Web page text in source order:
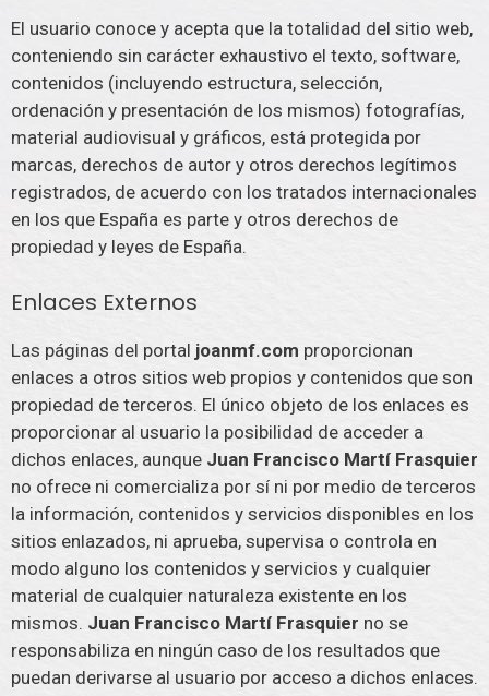
El usuario conoce y acepta que la totalidad del sitio web,
conteniendo sin carácter exhaustivo el texto, software,
contenidos (incluyendo estructura, selección,
ordenación y presentación de los mismos) fotografías,
material audiovisual y gráficos, está protegida por
marcas, derechos de autor y otros derechos legítimos
registrados, de acuerdo con los tratados internacionales
en los que España es parte y otros derechos de
propiedad y leyes de España.
Enlaces Externos
Las páginas del portal joanmf.com proporcionan
enlaces a otros sitios web propios y contenidos que son
propiedad de terceros. El único objeto de los enlaces es
proporcionar al usuario la posibilidad de acceder a
dichos enlaces, aunque Juan Francisco Martí Frasquier
no ofrece ni comercializa por sí ni por medio de terceros
la información, contenidos y servicios disponibles en los
sitios enlazados, ni aprueba, supervisa o controla en
modo alguno los contenidos y servicios y cualquier
material de cualquier naturaleza existente en los
mismos. Juan Francisco Martí Frasquier no se
responsabiliza en ningún caso de los resultados que
puedan derivarse al usuario por acceso a dichos enlaces.